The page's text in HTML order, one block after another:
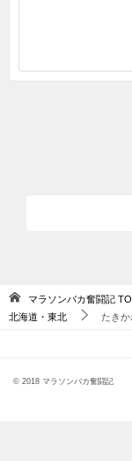
マラソンバカ奮闘記
北海道・東北
たき
© 2018 マラソンバカ奮闘記